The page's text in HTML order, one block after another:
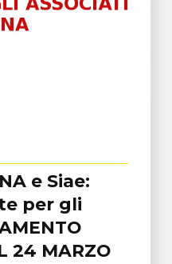
e Siae:
per gli
24 MARZO